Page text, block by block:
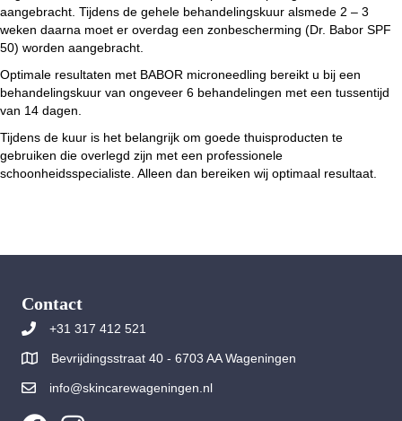
aangebracht. Tijdens de gehele behandelingskuur alsmede 2 – 3
weken daarna moet er overdag een zonbescherming (Dr. Babor SPF
50) worden aangebracht.
Optimale resultaten met BABOR microneedling bereikt u bij een
behandelingskuur van ongeveer 6 behandelingen met een tussentijd
van 14 dagen.
Tijdens de kuur is het belangrijk om goede thuisproducten te
gebruiken die overlegd zijn met een professionele
schoonheidsspecialiste. Alleen dan bereiken wij optimaal resultaat.
Contact
+31 317 412 521
Bevrijdingsstraat 40 - 6703 AA Wageningen
info@skincarewageningen.nl